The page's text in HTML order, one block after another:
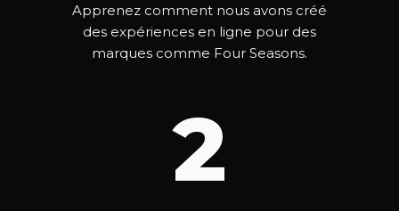
Apprenez comment nous avons créé
des expériences en ligne pour des
marques comme Four Seasons.
2